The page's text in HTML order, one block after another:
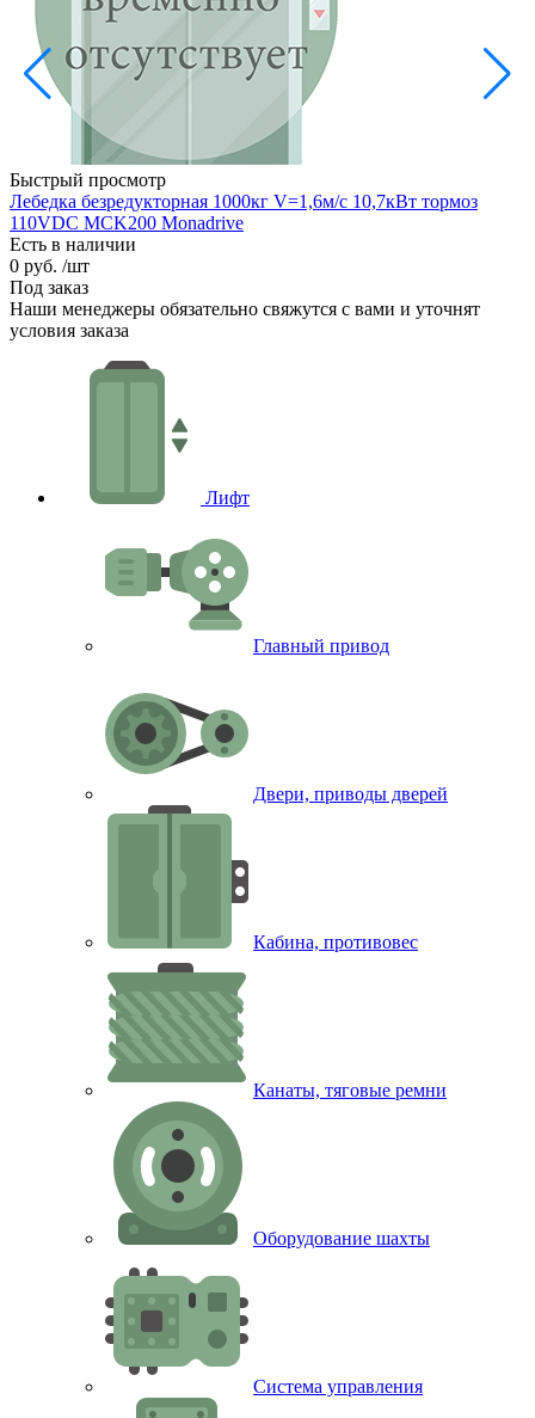
Быстрый просмотр
Лебедка безредукторная 1000кг V=1,6м/с 10,7кВт тормоз
110VDC MCK200 Monadrive
Есть в наличии
0 руб. /шт
Под заказ
Наши менеджеры обязательно свяжутся с вами и уточнят
условия заказа
Лифт
Главный привод
Двери, приводы дверей
Кабина, противовес
Канаты, тяговые ремни
Оборудование шахты
Система управления